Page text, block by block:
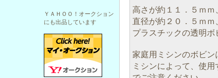
ＹＡＨＯＯ！オークション
にも出品しています
高さが約１１．５ｍｍ
直径が約２０．５ｍｍ
プラスチックの透明ボ
家庭用ミシンのボビ
ミシンによって、使